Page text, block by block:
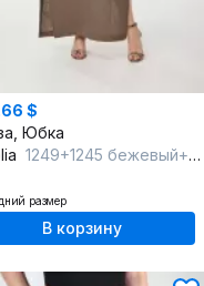
$
Юбка
1249+1245 бежевый+ореховый
размер
В корзину